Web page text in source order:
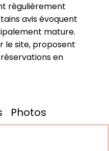
régulièrement
avis évoquent
mature.
le site, proposent
en
Photos